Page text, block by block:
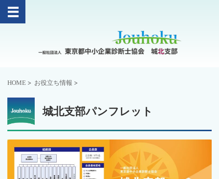
HOME > お役立ち情報 >
城北支部パンフレット